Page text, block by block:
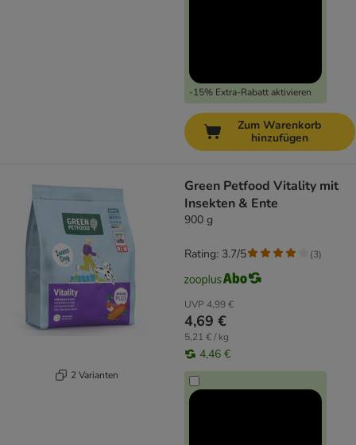
-15% Extra-Rabatt aktivieren
Zum Warenkorb
hinzufügen
2 Varianten
Green Petfood Vitality mit
Insekten & Ente
900 g
UVP 4,99 €
4,69 €
5,21 € / kg
4,46 €
Rating: 3.7/5 (3)